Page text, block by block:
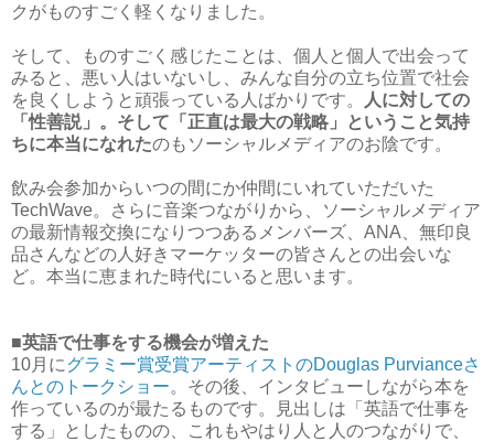
クがものすごく軽くなりました。
そして、ものすごく感じたことは、個人と個人で出会って
みると、悪い人はいないし、みんな自分の立ち位置で社会
を良くしようと頑張っている人ばかりです。
人に対しての
「性善説」。そして「正直は最大の戦略」ということ気持
ちに本当になれたのもソーシャルメディアのお陰です。
飲み会参加からいつの間にか仲間にいれていただいた
TechWave。さらに音楽つながりから、ソーシャルメディア
の最新情報交換になりつつあるメンバーズ、ANA、無印良
品さんなどの人好きマーケッターの皆さんとの出会いな
ど。本当に恵まれた時代にいると思います。
■英語で仕事をする機会が増えた
10月にグラミー賞受賞アーティストのDouglas Purvianceさ
んとのトークショー。その後、インタビューしながら本を
作っているのが最たるものです。見出しは「英語で仕事を
する」としたものの、これもやはり人と人のつながりで、